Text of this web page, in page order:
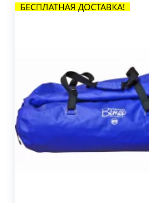
БЕСПЛАТНАЯ ДОСТАВКА!